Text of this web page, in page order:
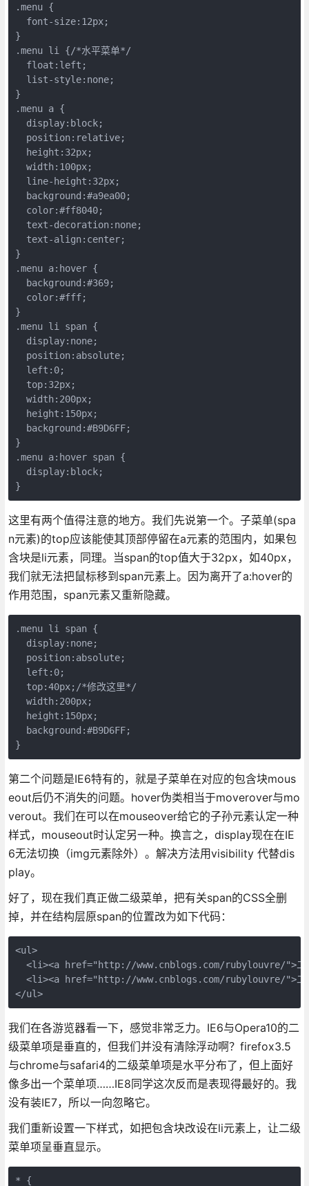
.menu {
  font-size:12px;
}
.menu li {/*水平菜单*/
  float:left;
  list-style:none;
}
.menu a {
  display:block;
  position:relative;
  height:32px;
  width:100px;
  line-height:32px;
  background:#a9ea00;
  color:#ff8040;
  text-decoration:none;
  text-align:center;
}
.menu a:hover {
  background:#369;
  color:#fff;
}
.menu li span {
  display:none;
  position:absolute;
  left:0;
  top:32px;
  width:200px;
  height:150px;
  background:#B9D6FF;
}
.menu a:hover span {
  display:block;
这里有两个值得注意的地方。我们先说第一个。子菜单(spa
n元素)的top应该能使其顶部停留在a元素的范围内，如果包
含块是li元素，同理。当span的top值大于32px，如40px，
我们就无法把鼠标移到span元素上。因为离开了a:hover的
作用范围，span元素又重新隐藏。
.menu li span {
  display:none;
  position:absolute;
  left:0;
  top:40px;/*修改这里*/
  width:200px;
  height:150px;
  background:#B9D6FF;
第二个问题是IE6特有的，就是子菜单在对应的包含块mous
eout后仍不消失的问题。hover伪类相当于moverover与mo
verout。我们在可以在mouseover给它的子孙元素认定一种
样式，mouseout时认定另一种。换言之，display现在在IE
6无法切换（img元素除外）。解决方法用visibility 代替dis
play。
好了，现在我们真正做二级菜单，把有关span的CSS全删
掉，并在结构层原span的位置改为如下代码：
<ul>
<li><a href="http://www.cnblogs.com/rubylouvre/">二
<li><a href="http://www.cnblogs.com/rubylouvre/">二
</ul>
我们在各游览器看一下，感觉非常乏力。IE6与Opera10的二
级菜单项是垂直的，但我们并没有清除浮动啊？firefox3.5
与chrome与safari4的二级菜单项是水平分布了，但上面好
像多出一个菜单项……IE8同学这次反而是表现得最好的。我
没有装IE7，所以一向忽略它。
我们重新设置一下样式，如把包含块改设在li元素上，让二级
菜单项呈垂直显示。
* {